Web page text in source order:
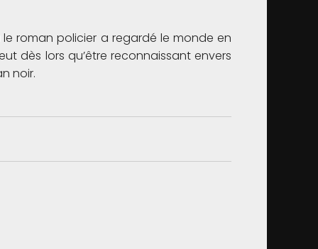
le roman policier a regardé le monde en
dès lors qu’être reconnaissant envers
noir.